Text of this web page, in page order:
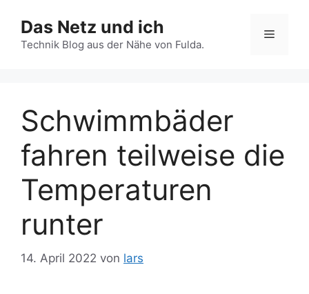
Inhalt
springen
Das Netz und ich
Technik Blog aus der Nähe von Fulda.
Menü
Schwimmbäder
fahren teilweise die
Temperaturen
runter
14. April 2022 von lars